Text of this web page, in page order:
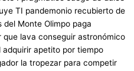
TI pandemonio recubierto de
del Monte Olimpo paga
lava conseguir astronómico
adquirir apetito por tiempo
la tropezar para competir